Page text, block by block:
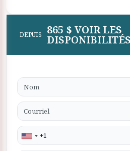
DEPUIS 865 $ VOIR LES
DISPONIBILITÉS